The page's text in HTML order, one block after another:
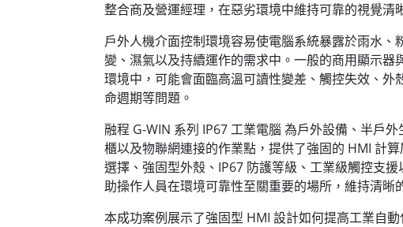
整合商及營運經理，在惡劣環境中維持可靠的視覺清
戶外人機介面控制環境容易使電腦系統暴露於雨水、
變、濕氣以及持續運作的需求中。一般的商用顯示器
環境中，可能會面臨高溫可讀性變差、觸控失效、外
命週期等問題。
融程 G-WIN 系列 IP67 工業電腦 為戶外設備、半戶
櫃以及物聯網連接的作業點，提供了強固的 HMI 計
選擇、強固型外殼、IP67 防護等級、工業級觸控支
助操作人員在環境可靠性至關重要的場所，維持清晰
本成功案例展示了強固型 HMI 設計如何提高工業自